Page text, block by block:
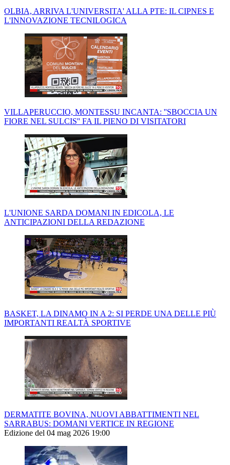
OLBIA, ARRIVA L'UNIVERSITA' ALLA PTE: IL CIPNES E
L'INNOVAZIONE TECNILOGICA
VILLAPERUCCIO, MONTESSU INCANTA: ''SBOCCIA UN
FIORE NEL SULCIS'' FA IL PIENO DI VISITATORI
L'UNIONE SARDA DOMANI IN EDICOLA, LE
ANTICIPAZIONI DELLA REDAZIONE
BASKET, LA DINAMO IN A 2: SI PERDE UNA DELLE PIÙ
IMPORTANTI REALTÀ SPORTIVE
DERMATITE BOVINA, NUOVI ABBATTIMENTI NEL
SARRABUS: DOMANI VERTICE IN REGIONE
Edizione del 04 mag 2026 19:00